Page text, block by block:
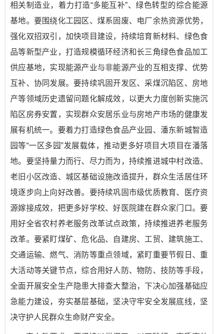
相关制造业，着力打造“多能互补”、绿色转型的综合能源
基地。要围绕化工园区、煤系固废、电厂余热资源优势，
强化双招双引，加快项目建设，持续培育新材料、绿色食
品等新型产业，打造规模循环经济和长三角绿色食品加工
供应基地，实现能源产业与非能源产业的互相支撑、优势
互补、协同发展。要持续巩固开发区、采煤沉陷区、房地
产等领域历史遗留问题化解成效，以更大力度创新实施沉
陷区房券安置，实现群众安居乐业与房地产市场的健康发
展有机统一。要着力打造绿色食品产业园、潘东新城智造
园等“一区多园”发展载体，推动更多好项目大项目在潘落
地。要坚持量力而行、尽力而为，持续推进城中村改造、
老旧小区改造、城区基础设施改造提升，群众生活居住环
境逐步向上向好改善。要持续巩固市级优质教育、医疗资
源嫁接成效，把更多好学校、好医院建在群众家门口。要
用好全省农村养老服务改革试点政策，持续推进养老服务
改革。要紧盯煤矿、危化品、自建房、工贸、建筑施工、
交通运输、燃气、消防等重点领域，紧盯重要节假日、重
大活动等关键节点，综合用好人防、物防、技防等手段，
全面开展安全生产隐患大排查大整治，下决心加强基础应
急能力建设，夯实基层基础，坚决守牢安全发展底线，坚
决守护人民群众生命财产安全。